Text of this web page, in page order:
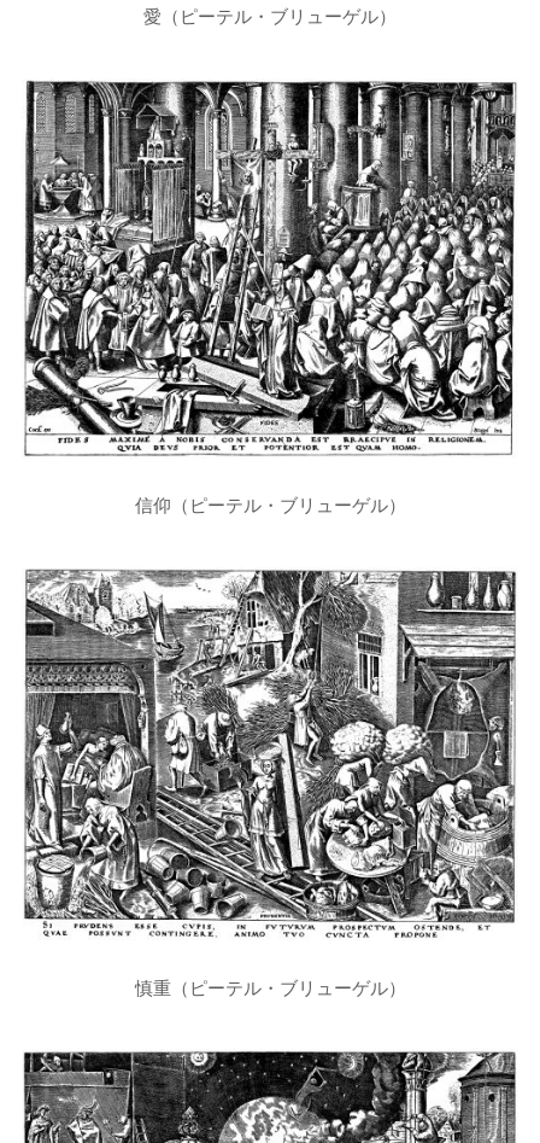
愛（ピーテル・ブリューゲル）
信仰（ピーテル・ブリューゲル）
慎重（ピーテル・ブリューゲル）